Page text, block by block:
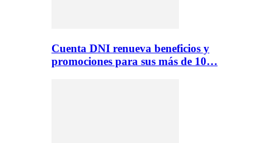
Cuenta DNI renueva beneficios y
promociones para sus más de 10…